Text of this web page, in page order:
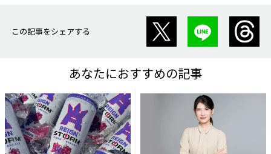
この記事をシェアする
あなたにおすすめの記事